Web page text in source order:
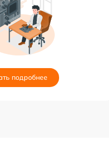
подробнее